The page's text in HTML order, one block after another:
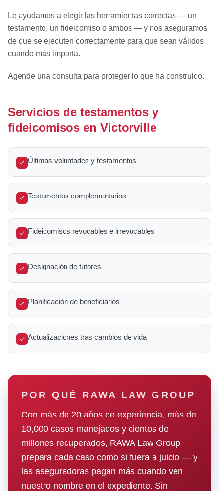
Le ayudamos a elegir las herramientas correctas — un
testamento, un fideicomiso o ambos — y nos aseguramos
de que se ejecuten correctamente para que sean válidos
cuando más importa.
Agende una consulta para proteger lo que ha construido.
Servicios de testamentos y
fideicomisos en Victorville
Últimas voluntades y testamentos
Testamentos complementarios
Fideicomisos revocables e irrevocables
Designación de tutores
Planificación de beneficiarios
Actualizaciones tras cambios de vida
POR QUÉ RAWA LAW GROUP
Con más de 20 años de experiencia, más de
10,000 casos manejados y cientos de
millones recuperados, RAWA Law Group
prepara cada caso como si fuera a juicio — y
las aseguradoras pagan más cuando ven
nuestro nombre en el expediente. Sin